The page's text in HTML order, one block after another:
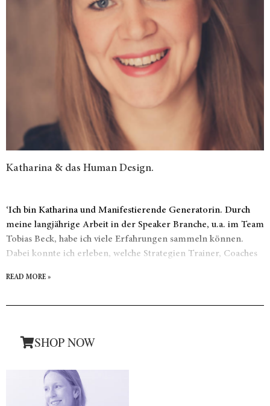
Katharina & das Human Design.
‘Ich bin Katharina und Manifestierende Generatorin. Durch
meine langjährige Arbeit in der Speaker Branche, u.a. im Team
Tobias Beck, habe ich viele Erfahrungen sammeln können.
Dabei konnte ich erleben, welche Strategien Trainer, Coaches
READ MORE »
SHOP NOW